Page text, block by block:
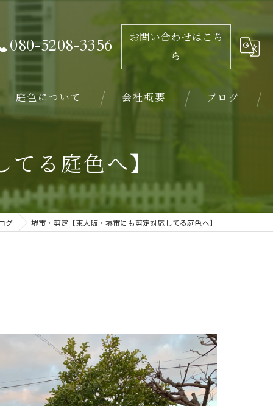
080-5208-3356
お問い合わせはこち
ら
庭色について
植木
ガーデニング
剪定
会社概要 ブログ
る庭色へ】
グ 堺市・剪定【東大阪・堺市にも剪定対応してる庭色へ】